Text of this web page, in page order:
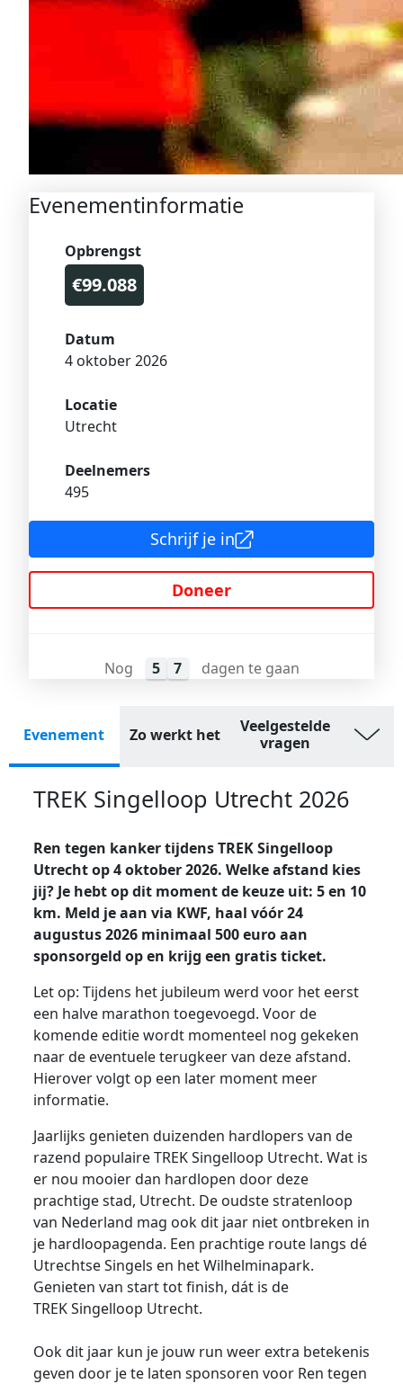
Evenementinformatie
Opbrengst
€99.088
Datum
4 oktober 2026
Locatie
Utrecht
Deelnemers
495
Schrijf je in
Doneer
Nog 5 7 dagen te gaan
Evenement Zo werkt het
Veelgestelde
vragen
TREK Singelloop Utrecht 2026
Ren tegen kanker tijdens TREK Singelloop
Utrecht op 4 oktober 2026. Welke afstand kies
jij? Je hebt op dit moment de keuze uit: 5 en 10
km. Meld je aan via KWF, haal vóór 24
augustus 2026 minimaal 500 euro aan
sponsorgeld op en krijg een gratis ticket.
Let op: Tijdens het jubileum werd voor het eerst
een halve marathon toegevoegd. Voor de
komende editie wordt momenteel nog gekeken
naar de eventuele terugkeer van deze afstand.
Hierover volgt op een later moment meer
informatie.
Jaarlijks genieten duizenden hardlopers van de
razend populaire TREK Singelloop Utrecht. Wat is
er nou mooier dan hardlopen door deze
prachtige stad, Utrecht. De oudste stratenloop
van Nederland mag ook dit jaar niet ontbreken in
je hardloopagenda. Een prachtige route langs dé
Utrechtse Singels en het Wilhelminapark.
Genieten van start tot finish, dát is de
TREK Singelloop Utrecht.
Ook dit jaar kun je jouw run weer extra betekenis
geven door je te laten sponsoren voor Ren tegen